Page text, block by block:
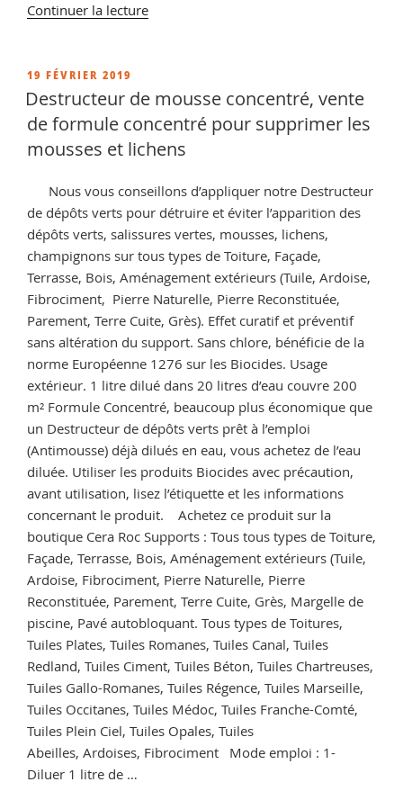
Continuer la lecturede
de
destructeur
concentré
pour
lichens »
PUBLIÉ
LE
19 FÉVRIER 2019
Destructeur de mousse concentré, vente
de formule concentré pour supprimer les
mousses et lichens
Nous vous conseillons d’appliquer notre Destructeur
de dépôts verts pour détruire et éviter l’apparition des
dépôts verts, salissures vertes, mousses, lichens,
champignons sur tous types de Toiture, Façade,
Terrasse, Bois, Aménagement extérieurs (Tuile, Ardoise,
Fibrociment, Pierre Naturelle, Pierre Reconstituée,
Parement, Terre Cuite, Grès). Effet curatif et préventif
sans altération du support. Sans chlore, bénéficie de la
norme Européenne 1276 sur les Biocides. Usage
extérieur. 1 litre dilué dans 20 litres d’eau couvre 200
m² Formule Concentré, beaucoup plus économique que
un Destructeur de dépôts verts prêt à l’emploi
(Antimousse) déjà dilués en eau, vous achetez de l’eau
diluée. Utiliser les produits Biocides avec précaution,
avant utilisation, lisez l’étiquette et les informations
concernant le produit. Achetez ce produit sur la
boutique Cera Roc Supports : Tous tous types de Toiture,
Façade, Terrasse, Bois, Aménagement extérieurs (Tuile,
Ardoise, Fibrociment, Pierre Naturelle, Pierre
Reconstituée, Parement, Terre Cuite, Grès, Margelle de
piscine, Pavé autobloquant. Tous types de Toitures,
Tuiles Plates, Tuiles Romanes, Tuiles Canal, Tuiles
Redland, Tuiles Ciment, Tuiles Béton, Tuiles Chartreuses,
Tuiles Gallo-Romanes, Tuiles Régence, Tuiles Marseille,
Tuiles Occitanes, Tuiles Médoc, Tuiles Franche-Comté,
Tuiles Plein Ciel, Tuiles Opales, Tuiles
Abeilles, Ardoises, Fibrociment Mode emploi : 1-
Diluer 1 litre de …